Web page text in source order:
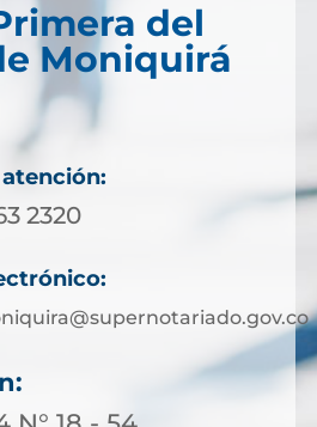
del
Moniquirá
2320